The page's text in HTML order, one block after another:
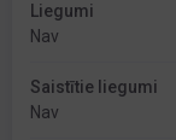
Liegumi
Nav
Saistītie liegumi
Nav